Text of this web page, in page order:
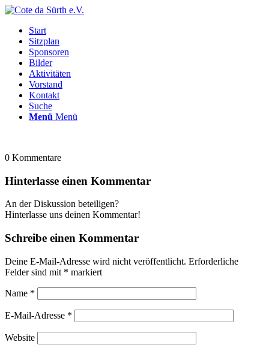
Start
Sitzplan
Sponsoren
Bilder
Aktivitäten
Vorstand
Kontakt
Suche
Menü Menü
0 Kommentare
Hinterlasse einen Kommentar
An der Diskussion beteiligen?
Hinterlasse uns deinen Kommentar!
Schreibe einen Kommentar
Deine E-Mail-Adresse wird nicht veröffentlicht. Erforderliche
Felder sind mit * markiert
Name *
E-Mail-Adresse *
Website